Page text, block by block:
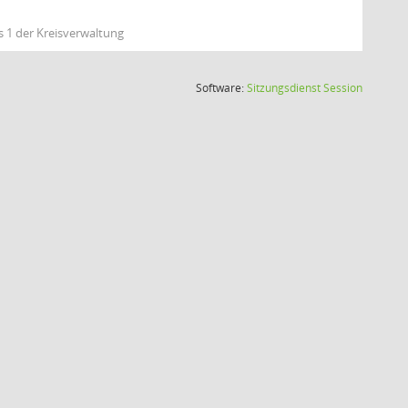
1 der Kreisverwaltung
Software:SitzungsdienstSession(Wird in